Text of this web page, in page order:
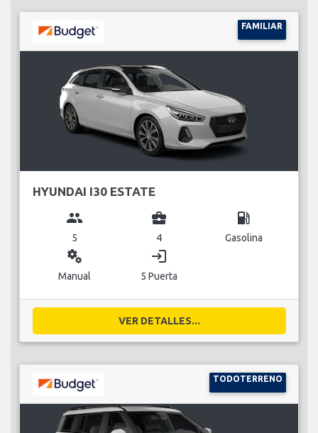
FAMILIAR
HYUNDAI I30 ESTATE
group
5
business_center
4
local_gas_station
Gasolina
miscellaneous_services
Manual
login
5 Puerta
VER DETALLES...
TODOTERRENO